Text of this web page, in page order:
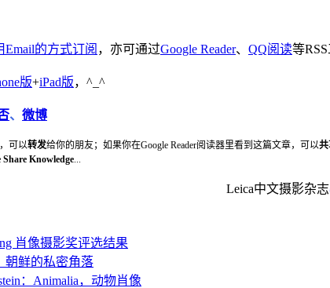
Email的方式订阅 ，亦可通过Google Reader、 QQ阅读等
版+iPad版，^_^
、 微博
可以转发给你的朋友；如果你在Google Reader阅读器里看到这篇文章，可以
Knowledge...
Leica中文摄影杂志
肖像摄影奖评选结果
朝鲜的私密角落
：Animalia，动物肖像